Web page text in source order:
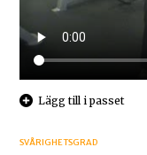
Lägg till i passet
SVÅRIGHETSGRAD